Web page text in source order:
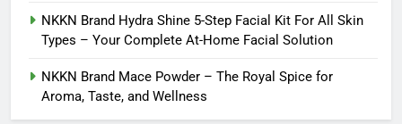
NKKN Brand Hydra Shine 5-Step Facial Kit For All Skin
Types – Your Complete At-Home Facial Solution
NKKN Brand Mace Powder – The Royal Spice for
Aroma, Taste, and Wellness